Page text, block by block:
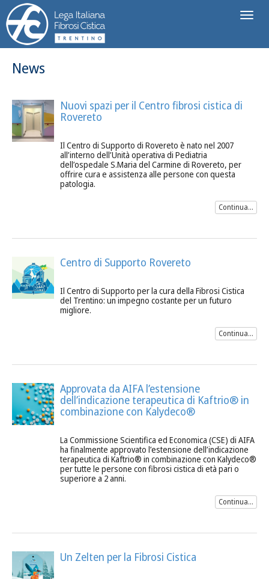
News
Nuovi spazi per il Centro fibrosi cistica di
Rovereto
Il Centro di Supporto di Rovereto è nato nel 2007
all’interno dell’Unità operativa di Pediatria
dell’ospedale S.Maria del Carmine di Rovereto, per
offrire cura e assistenza alle persone con questa
patologia.
Continua...
Centro di Supporto Rovereto
Il Centro di Supporto per la cura della Fibrosi Cistica
del Trentino: un impegno costante per un futuro
migliore.
Continua...
Approvata da AIFA l’estensione
dell’indicazione terapeutica di Kaftrio® in
combinazione con Kalydeco®
La Commissione Scientifica ed Economica (CSE) di AIFA
ha finalmente approvato l’estensione dell’indicazione
terapeutica di Kaftrio® in combinazione con Kalydeco®
per tutte le persone con fibrosi cistica di età pari o
superiore a 2 anni.
Continua...
Un Zelten per la Fibrosi Cistica